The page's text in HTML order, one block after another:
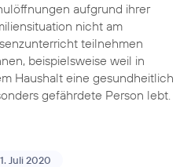
aufgrund ihrer
nicht am
teilnehmen
beispielsweise weil in
Haushalt eine gesundheitlich
gefährdete Person lebt.
Juli 2020